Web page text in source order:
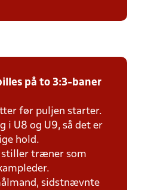
på to 3:3-baner
før puljen starter.
i U8 og U9, så det er
hold.
træner som
sidstnævnte